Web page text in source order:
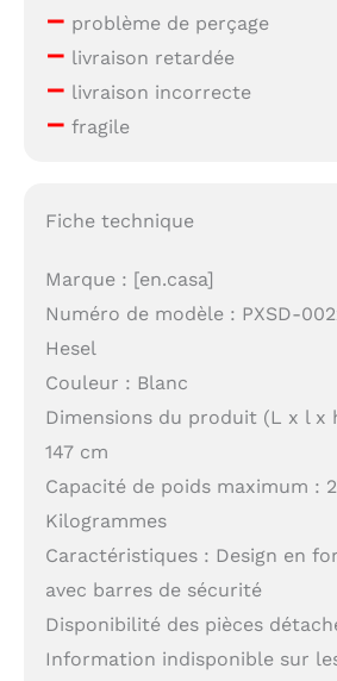
– problème de perçage
– livraison retardée
– livraison incorrecte
– fragile
Fiche technique
Marque : [en.casa]
Numéro de modèle : PXSD-
Hesel
Couleur : Blanc
Dimensions du produit (L x l x
147 cm
Capacité de poids maximum :
Kilogrammes
Caractéristiques : Design en
avec barres de sécurité
Disponibilité des pièces
Information indisponible sur